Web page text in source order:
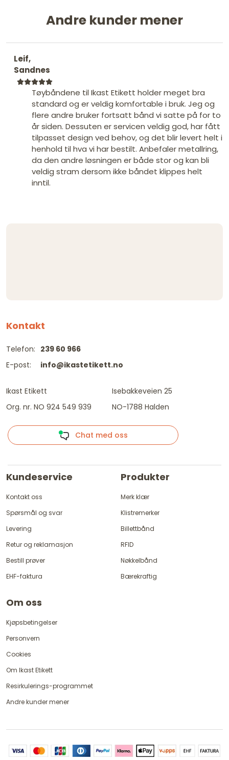
Andre kunder mener
Leif,
Sandnes
Tøybåndene til Ikast Etikett holder meget bra
standard og er veldig komfortable i bruk. Jeg og
flere andre bruker fortsatt bånd vi satte på for to
år siden. Dessuten er servicen veldig god, har fått
tilpasset design ved behov, og det blir levert helt i
henhold til hva vi har bestilt. Anbefaler metallring,
da den andre løsningen er både stor og kan bli
veldig stram dersom ikke båndet klippes helt
inntil.
Kontakt
Telefon:
E-post:
239 60 966
info@ikastetikett.no
Ikast Etikett
Org. nr. NO 924 549 939
Isebakkeveien 25
NO-1788 Halden
Chat med oss
Kundeservice
Kontakt oss
Spørsmål og svar
Levering
Retur og reklamasjon
Bestill prøver
EHF-faktura
Produkter
Merk klær
Klistremerker
Billettbånd
RFID
Nøkkelbånd
Bærekraftig
Om oss
Kjøpsbetingelser
Personvern
Cookies
Om Ikast Etikett
Resirkulerings-programmet
Andre kunder mener